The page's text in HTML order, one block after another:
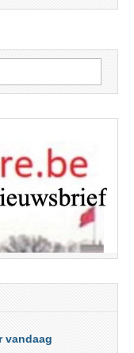
vandaag